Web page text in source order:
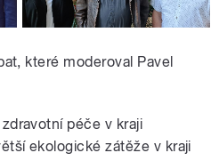
které moderoval Pavel
péče v kraji
ekologické zátěže v kraji